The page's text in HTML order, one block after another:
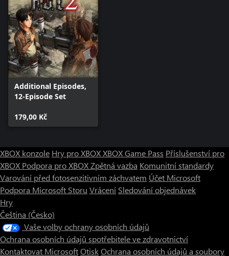
Additional Episodes,
12-Episode Set
179,00 Kč
XBOX konzole Hry pro XBOXXBOX Game Pass Příslušenství pro
XBOX Podpora pro XBOXZpětná vazba Komunitní standardy
Varování před fotosenzitivním záchvatem Účet Microsoft
Podpora Microsoft Storu Vrácení Sledování objednávek
Hry
Čeština (Česko)
Vaše volby ochrany osobních údajů
Ochrana osobních údajů spotřebitele ve zdravotnictví
Kontaktovat MicrosoftOtiskOchrana osobních údajů a soubory